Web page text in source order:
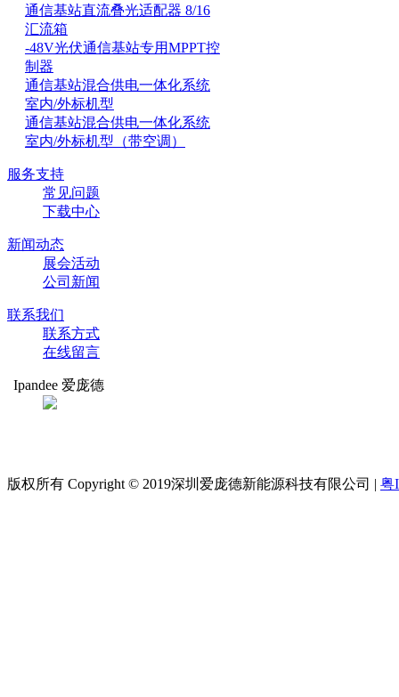
通信基站直流叠光适配器 8/16
汇流箱
-48V光伏通信基站专用MPPT控
制器
通信基站混合供电一体化系统
室内/外标机型
通信基站混合供电一体化系统
室内/外标机型（带空调）
服务支持
常见问题
下载中心
新闻动态
展会活动
公司新闻
联系我们
联系方式
在线留言
Ipandee 爱庞德
版权所有 Copyright © 2019深圳爱庞德新能源科技有限公司 | 粤